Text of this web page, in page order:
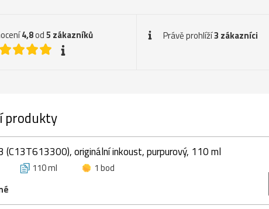
4,8od5 zákazníků
Právě prohlíží3 zákazníci
produkty
(C13T613300), originální inkoust, purpurový, 110 ml
110 ml
1 bod